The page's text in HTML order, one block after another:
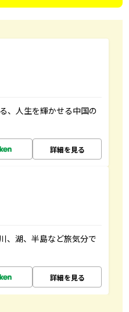
、人生を輝かせる中国の
詳細を見る
、湖、半島など旅気分で
詳細を見る